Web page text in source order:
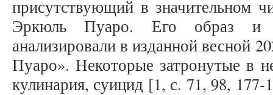
присутствующий в значительном
Эркюль Пуаро. Его образ и
анализировали в изданной весной
Пуаро». Некоторые затронутые в
кулинария, суицид [1, с. 71, 98,